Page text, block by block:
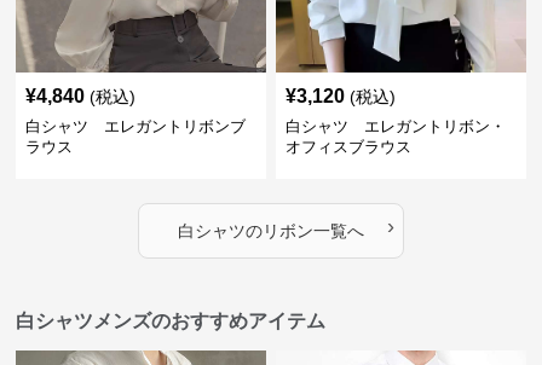
¥4,840 (税込)
白シャツ エレガントリボンブ
ラウス
¥3,120 (税込)
白シャツ エレガントリボン・
オフィスブラウス
白シャツのリボン一覧へ ›
白シャツメンズのおすすめアイテム